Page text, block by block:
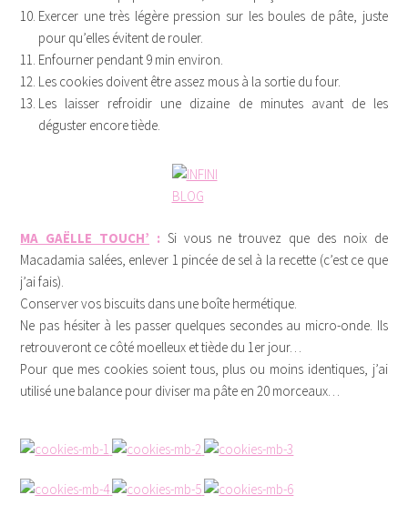
Exercer une très légère pression sur les boules de pâte, juste
pour qu’elles évitent de rouler.
Enfourner pendant 9 min environ.
Les cookies doivent être assez mous à la sortie du four.
Les laisser refroidir une dizaine de minutes avant de les
déguster encore tiède.
MA GAËLLE TOUCH’ : Si vous ne trouvez que des noix de
Macadamia salées, enlever 1 pincée de sel à la recette (c’est ce que
j’ai fais).
Conserver vos biscuits dans une boîte hermétique.
Ne pas hésiter à les passer quelques secondes au micro-onde. Ils
retrouveront ce côté moelleux et tiède du 1er jour…
Pour que mes cookies soient tous, plus ou moins identiques, j’ai
utilisé une balance pour diviser ma pâte en 20 morceaux…